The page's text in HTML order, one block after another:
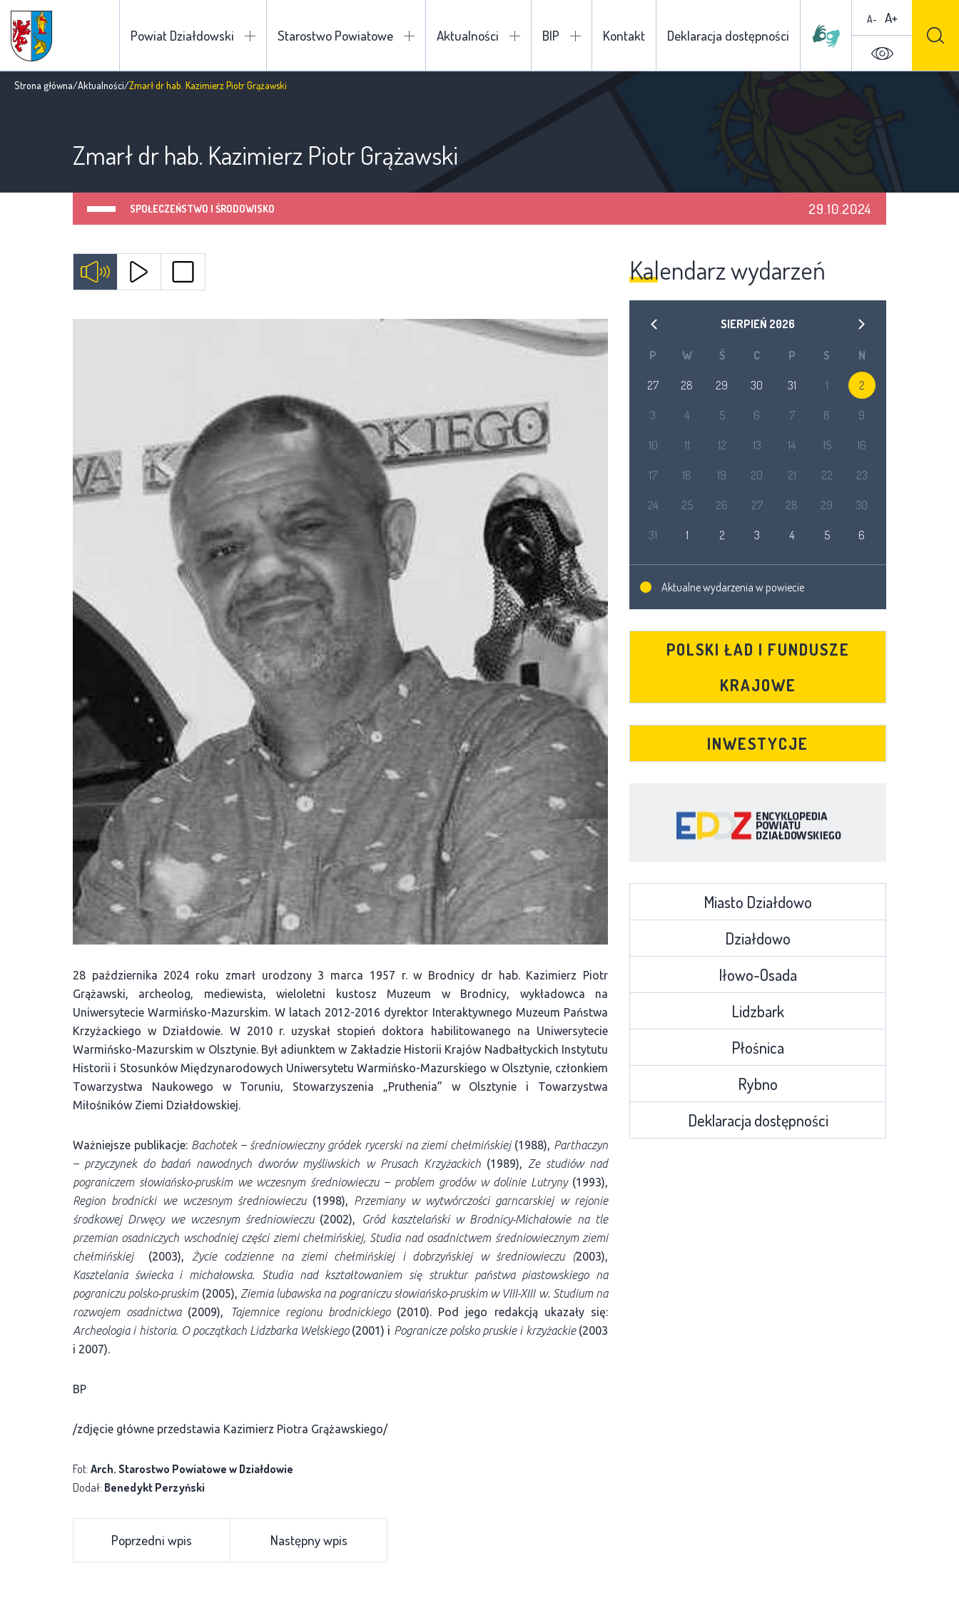
Powiat Działdowski Starostwo Powiatowe Aktualności BIP Kontakt Deklaracja dostępności
A- A+
Strona główna/Aktualności/Zmarł dr hab. Kazimierz Piotr Grążawski
Zmarł dr hab. Kazimierz Piotr Grążawski
SPOŁECZEŃSTWO I ŚRODOWISKO 29.10.2024
28 października 2024 roku zmarł urodzony 3 marca 1957 r. w Brodnicy dr hab. Kazimierz Piotr
Grążawski, archeolog, mediewista, wieloletni kustosz Muzeum w Brodnicy, wykładowca na
Uniwersytecie Warmińsko-Mazurskim. W latach 2012-2016 dyrektor Interaktywnego Muzeum Państwa
Krzyżackiego w Działdowie. W 2010 r. uzyskał stopień doktora habilitowanego na Uniwersytecie
Warmińsko-Mazurskim w Olsztynie. Był adiunktem w Zakładzie Historii Krajów Nadbałtyckich Instytutu
Historii i Stosunków Międzynarodowych Uniwersytetu Warmińsko-Mazurskiego w Olsztynie, członkiem
Towarzystwa Naukowego w Toruniu, Stowarzyszenia „Pruthenia” w Olsztynie i Towarzystwa
Miłośników Ziemi Działdowskiej.
Ważniejsze publikacje: Bachotek – średniowieczny gródek rycerski na ziemi chełmińskiej(1988), Parthaczyn
– przyczynek do badań nawodnych dworów myśliwskich w Prusach Krzyżackich(1989), Ze studiów nad
pograniczem słowiańsko-pruskim we wczesnym średniowieczu – problem grodów w dolinie Lutryny(1993),
Region brodnicki we wczesnym średniowieczu(1998), Przemiany w wytwórczości garncarskiej w rejonie
środkowej Drwęcy we wczesnym średniowieczu(2002),
Gród kasztelański w Brodnicy-Michałowie na tle
przemian osadniczych wschodniej części ziemi chełmińskiej, Studia nad osadnictwem średniowiecznym ziemi
chełmińskiej(2003), Życie codzienne na ziemi chełmińskiej i dobrzyńskiej w średniowieczu (2003),
Kasztelania świecka i michałowska. Studia nad kształtowaniem się struktur państwa piastowskiego na
pograniczu polsko-pruskim(2005), Ziemia lubawska na pograniczu słowiańsko-pruskim w VIII-XIII w. Studium na
rozwojem osadnictwa(2009), Tajemnice regionu brodnickiego(2010). Pod jego redakcją ukazały się:
Archeologia i historia. O początkach Lidzbarka Welskiego(2001) i Pogranicze polsko pruskie i krzyżackie(2003
i 2007).
BP
/zdjęcie główne przedstawia Kazimierz Piotra Grążawskiego/
Fot: Arch. Starostwo Powiatowe w Działdowie
Dodał: Benedykt Perzyński
Poprzedni wpis Następny wpis
Kalendarz wydarzeń
SIERPIEŃ 2026
P W Ś C P S N
27 28 29 30 31 1 2
3 4 5 6 7 8 9
10 11 12 13 14 15 16
17 18 19 20 21 22 23
24 25 26 27 28 29 30
31 1 2 3 4 5 6
Aktualne wydarzenia w powiecie
POLSKI ŁAD I FUNDUSZE
KRAJOWE
INWESTYCJE
Miasto Działdowo
Działdowo
Iłowo-Osada
Lidzbark
Płośnica
Rybno
Deklaracja dostępności